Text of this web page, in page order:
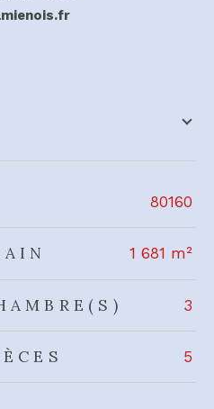
TRAD_ZEPHYR_Valeurs
80160
1 681 m²
3
5